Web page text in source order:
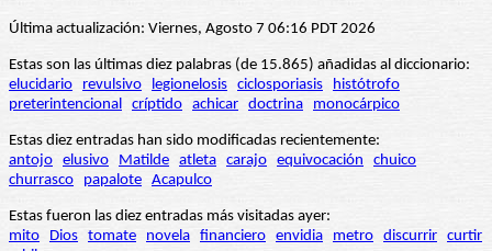
Última actualización: Viernes, Agosto 7 06:16 PDT 2026
Estas son las últimas diez palabras (de 15.865) añadidas al diccionario:
elucidario
revulsivo legionelosis ciclosporiasis
histótrofo
preterintencional críptido achicar doctrina monocárpico
Estas diez entradas han sido modificadas recientemente:
antojo elusivo Matilde atleta carajo equivocación
chuico
churrasco
papalote Acapulco
Estas fueron las diez entradas más visitadas ayer:
mito
Dios tomate novela financiero envidia metro discurrir curtir